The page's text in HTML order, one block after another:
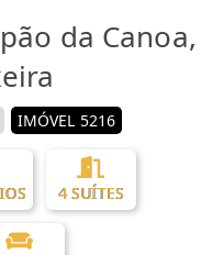
da Canoa,
IMÓVEL 5216
4 SUÍTES